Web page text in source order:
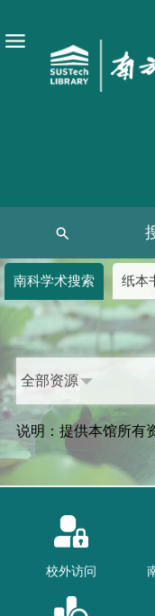
南科学术搜索 纸本
说明：提供本馆所有
校外访问